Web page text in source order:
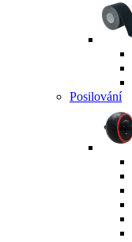
Posilování